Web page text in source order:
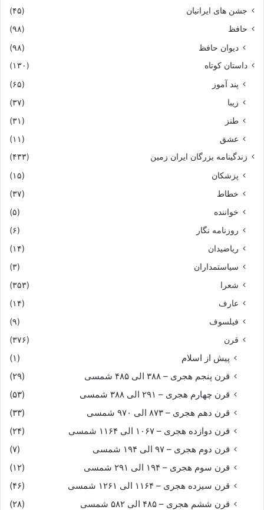
جشن های ایرانیان
(۴۵)
حافظ
(۹۸)
دیوان حافظ (۹۸)
داستان کوتاه (۱۳۰)
پند آموز
(۶۵)
زیبا
(۳۷)
طنز
(۳۱)
عشق
(۱۱)
زندگینامه بزرگان ایران زمین (۴۳۳)
پزشکان
(۱۵)
خطاط
(۳۷)
خواننده
(۵)
روزنامه نگار
(۶)
ریاضیدان
(۱۴)
سیاستمداران
(۳)
شعرا
(۳۵۳)
عارف
(۱۴)
فیلسوف
(۹)
قرن
(۳۷۶)
پیش از اسلام
(۱)
قرن پنجم هجری – ۳۸۸ الی ۴۸۵ شمسی
(۲۹)
قرن چهارم هجری – ۲۹۱ الی ۳۸۸ شمسی
(۵۳)
قرن دهم هجری – ۸۷۳ الی ۹۷۰ شمسی
(۳۳)
قرن دوازده هجری – ۱۰۶۷ الی ۱۱۶۴ شمسی
(۲۴)
قرن دوم هجری – ۹۷ الی ۱۹۴ شمسی
(۷)
قرن سوم هجری – ۱۹۴ الی ۲۹۱ شمسی
(۱۲)
قرن سیزده هجری – ۱۱۶۴ الی ۱۲۶۱ شمسی
(۴۶)
قرن ششم هجری – ۴۸۵ الی ۵۸۲ شمسی
(۲۸)